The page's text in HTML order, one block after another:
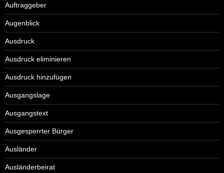
Auftraggeber
Augenblick
Ausdruck
Ausdruck eliminieren
Ausdruck hinzufügen
Ausgangslage
Ausgangstext
Ausgesperrter Bürger
Ausländer
Ausländerbeirat